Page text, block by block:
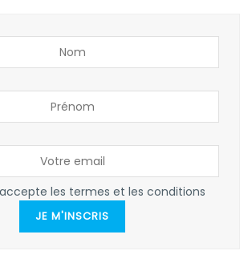
les termes et les conditions
JE M'INSCRIS